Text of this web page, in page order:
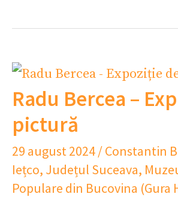
Radu Bercea –
pictură
29 august 2024/Constantin
Iețco, Județul Suceava,
Populare din Bucovina (Gura